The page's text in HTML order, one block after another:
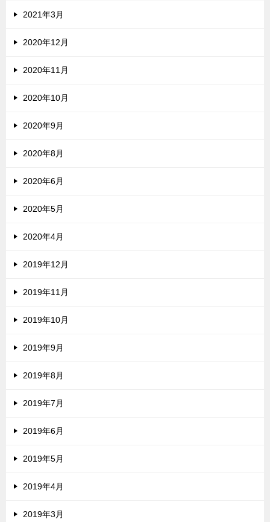
2021年3月
2020年12月
2020年11月
2020年10月
2020年9月
2020年8月
2020年6月
2020年5月
2020年4月
2019年12月
2019年11月
2019年10月
2019年9月
2019年8月
2019年7月
2019年6月
2019年5月
2019年4月
2019年3月